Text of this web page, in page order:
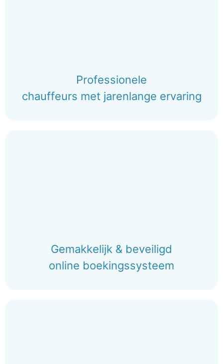
Professionele
chauffeurs met jarenlange ervaring
Gemakkelijk & beveiligd
online boekingssysteem